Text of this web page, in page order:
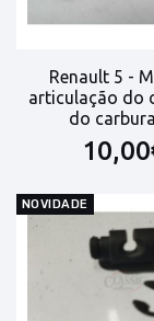
Renault 5 -
articulação do
do
NOVIDADE